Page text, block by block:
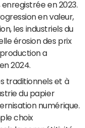
en 2023.
en valeur,
les industriels du
érosion des prix
a
2024.
traditionnels et à
du papier
numérique.
choix